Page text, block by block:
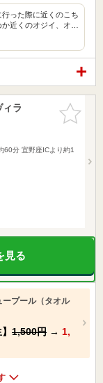
った際に近くのこち
近くのオジイ、オ…
お気に入
りに追加
ラ
60分 宜野座ICより約1
見る
ープール（タオル
1,500円 → 1,